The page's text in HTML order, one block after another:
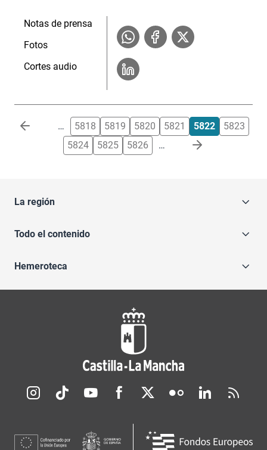
Notas de prensa
Fotos
Cortes audio
Paginación … 5818 5819 5820 5821 5822
5823
5824
5825 5826 …
La región
Todo el contenido
Hemeroteca
Redes sociales JCCM